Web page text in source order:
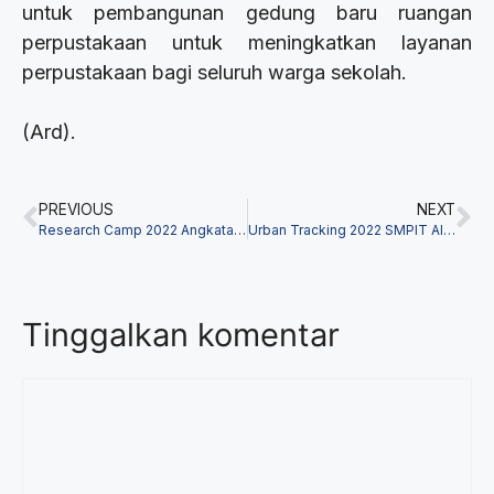
untuk pembangunan gedung baru ruangan
perpustakaan untuk meningkatkan layanan
perpustakaan bagi seluruh warga sekolah.
(Ard).
PREVIOUS
Research Camp 2022 Angkatan XIII SMP IT Alam Nurul Islam
NEXT
Urban Tracking 2022 SMPIT Alam Nurul Islam
Tinggalkan komentar